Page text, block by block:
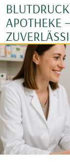
APOTHEKE